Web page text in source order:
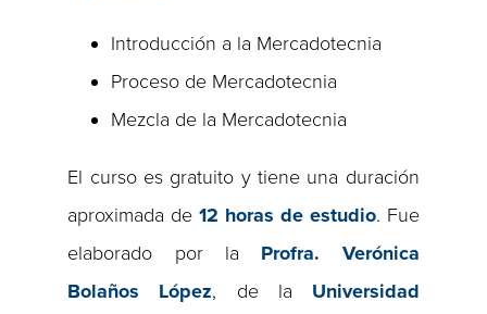
Introducción a la Mercadotecnia
Proceso de Mercadotecnia
Mezcla de la Mercadotecnia
El curso es gratuito y tiene una duración
aproximada de12 horas de estudio. Fue
elaborado por la Profra. Verónica
Bolaños López, de la Universidad